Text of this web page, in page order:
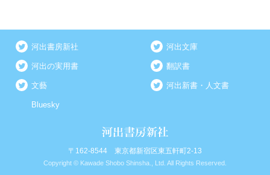
河出書房新社 河出文庫
河出の実用書 翻訳書
文藝 河出新書・人文書
Bluesky
〒162-8544 東京都新宿区東五軒町2-13
Copyright © Kawade Shobo Shinsha., Ltd. All Rights Reserved.